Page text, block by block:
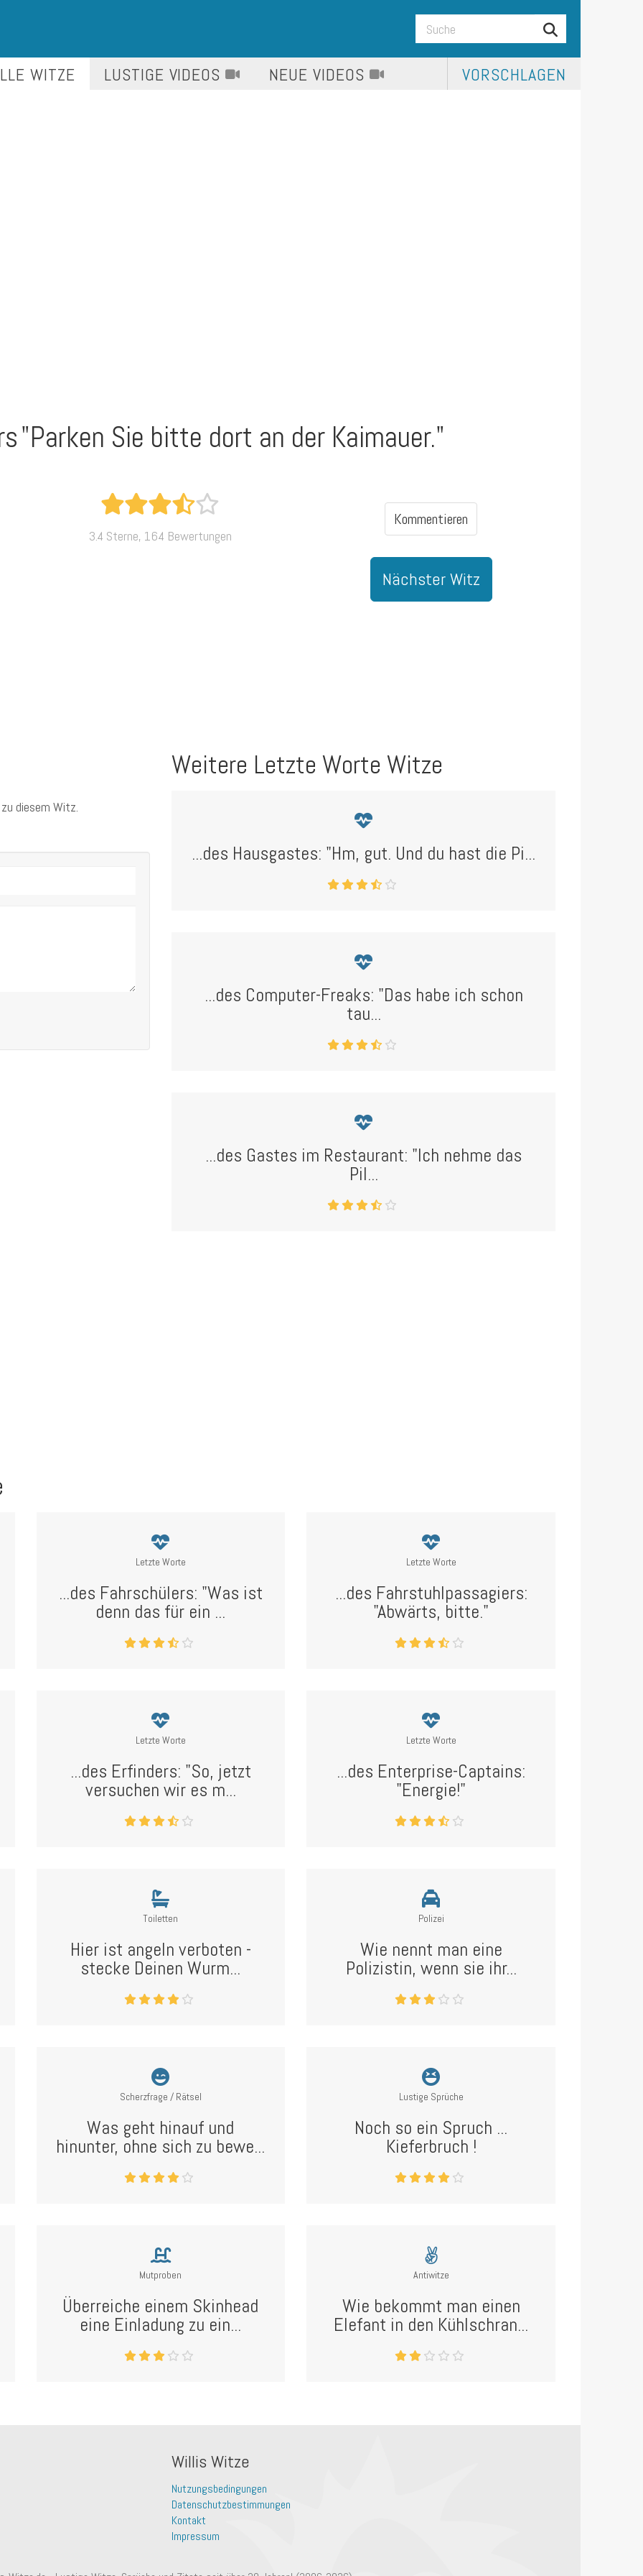
WITZE LUSTIGE VIDEOS NEUE VIDEOS VORSCHLAGEN
"Parken Sie bitte dort an der Kaimauer."
3.4 Sterne, 164 Bewertungen
Kommentieren
Nächster Witz
diesem Witz.
Weitere Letzte Worte Witze
...des Hausgastes: "Hm, gut. Und du hast die Pi...
...des Computer-Freaks: "Das habe ich schon
tau...
...des Gastes im Restaurant: "Ich nehme das
Pil...
Letzte Worte
...des Fahrschülers: "Was ist
denn das für ein ...
Letzte Worte
...des Fahrstuhlpassagiers:
"Abwärts, bitte."
Letzte Worte
...des Erfinders: "So, jetzt
versuchen wir es m...
Letzte Worte
...des Enterprise-Captains:
"Energie!"
Toiletten
Hier ist angeln verboten -
stecke Deinen Wurm...
Polizei
Wie nennt man eine
Polizistin, wenn sie ihr...
Scherzfrage / Rätsel
Was geht hinauf und
hinunter, ohne sich zu bewe...
Lustige Sprüche
Noch so ein Spruch ...
Kieferbruch !
Mutproben
Überreiche einem Skinhead
eine Einladung zu ein...
Antiwitze
Wie bekommt man einen
Elefant in den Kühlschran...
Willis Witze
Nutzungsbedingungen
Datenschutzbestimmungen
Kontakt
Impressum